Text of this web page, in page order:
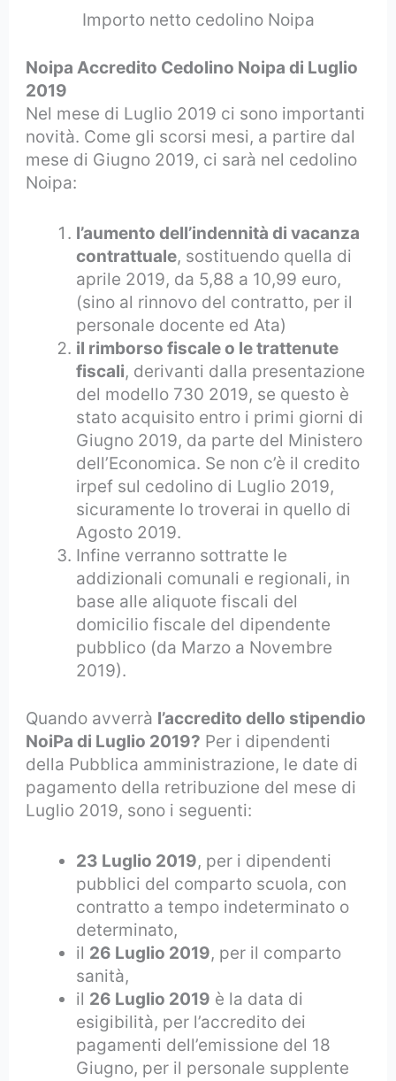
Importo netto cedolino Noipa
Noipa Accredito Cedolino Noipa di Luglio
2019
Nel mese di Luglio 2019 ci sono importanti
novità. Come gli scorsi mesi, a partire dal
mese di Giugno 2019, ci sarà nel cedolino
Noipa:
l’aumento dell’indennità di vacanza
contrattuale, sostituendo quella di
aprile 2019, da 5,88 a 10,99 euro,
(sino al rinnovo del contratto, per il
personale docente ed Ata)
il rimborso fiscale o le trattenute
fiscali, derivanti dalla presentazione
del modello 730 2019, se questo è
stato acquisito entro i primi giorni di
Giugno 2019, da parte del Ministero
dell’Economica. Se non c’è il credito
irpef sul cedolino di Luglio 2019,
sicuramente lo troverai in quello di
Agosto 2019.
Infine verranno sottratte le
addizionali comunali e regionali, in
base alle aliquote fiscali del
domicilio fiscale del dipendente
pubblico (da Marzo a Novembre
2019).
Quando avverrà l’accredito dello stipendio
NoiPa di Luglio 2019? Per i dipendenti
della Pubblica amministrazione, le date di
pagamento della retribuzione del mese di
Luglio 2019, sono i seguenti:
23 Luglio 2019, per i dipendenti
pubblici del comparto scuola, con
contratto a tempo indeterminato o
determinato,
il 26 Luglio 2019, per il comparto
sanità,
il 26 Luglio 2019 è la data di
esigibilità, per l’accredito dei
pagamenti dell’emissione del 18
Giugno, per il personale supplente